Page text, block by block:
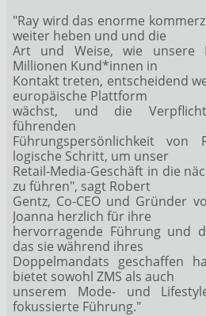
"Ray wird das enorme
weiter heben und und die
Art und Weise, wie
Millionen Kund*innen in
Kontakt treten, entscheidend
europäische Plattform
wächst, und die
führenden
Führungspersönlichkeit
logische Schritt, um unser
Retail-Media-Geschäft in die
zu führen", sagt Robert
Gentz, Co-CEO und Gründer
Joanna herzlich für ihre
hervorragende Führung und
das sie während ihres
Doppelmandats geschaffen
bietet sowohl ZMS als auch
unserem Mode- und
fokussierte Führung."